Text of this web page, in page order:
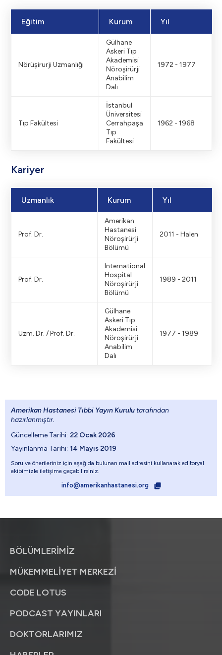
Eğitim Kurum Yıl
Nörüşirurji Uzmanlığı
Gülhane
Askeri Tıp
Akademisi
Nöroşirürji
Anabilim
Dalı
1972 - 1977
Tıp Fakültesi
İstanbul
Üniversitesi
Cerrahpaşa
Tıp
Fakültesi
1962 - 1968
Kariyer
Uzmanlık Kurum Yıl
Prof. Dr.
Amerikan
Hastanesi
Nöroşirürji
Bölümü
2011 - Halen
Prof. Dr.
International
Hospital
Nöroşirürji
Bölümü
1989 - 2011
Uzm. Dr. / Prof. Dr.
Gülhane
Askeri Tıp
Akademisi
Nöroşirürji
Anabilim
Dalı
1977 - 1989
Amerikan Hastanesi Tıbbi Yayın Kurulu tarafından
hazırlanmıştır.
Güncelleme Tarihi: 22 Ocak 2026
Yayınlanma Tarihi: 14 Mayıs 2019
Soru ve önerileriniz için aşağıda bulunan mail adresini kullanarak editoryal
ekibimizle iletişime geçebilirsiniz.
info@amerikanhastanesi.org
BÖLÜMLERİMİZ
MÜKEMMELİYET MERKEZİ
CODE LOTUS
PODCAST YAYINLARI
DOKTORLARIMIZ